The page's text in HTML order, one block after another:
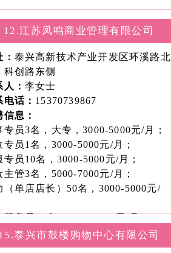
12.江苏凤鸣商业管理有限公司
泰兴高新技术产业开发区环溪路北
科创路东侧
： 李女士
电话： 15370739867
信息：
专员3名，大专，3000-5000元/月；
专员1名，3000-5000元/月；
专员10名，3000-5000元/月；
主管3名，5000-7000元/月；
（单店店长）50名，3000-5000元/
服务员10名，5000-7000元/月；
30名，5000-7000元/月；
200名，3000-5000元/月；
泰兴市鼓楼购物中心有限公司